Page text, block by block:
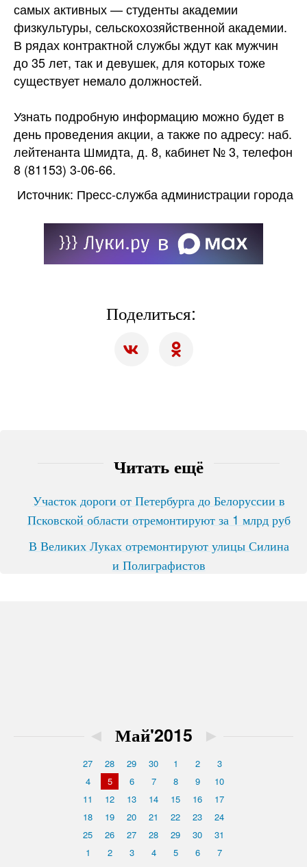
самых активных — студенты академии
физкультуры, сельскохозяйственной академии.
В рядах контрактной службы ждут как мужчин
до 35 лет, так и девушек, для которых тоже
существует немало должностей.
Узнать подробную информацию можно будет в
день проведения акции, а также по адресу: наб.
лейтенанта Шмидта, д. 8, кабинет № 3, телефон
8 (81153) 3-06-66.
Источник: Пресс-служба администрации города
Поделиться:
Читать ещё
Участок дороги от Петербурга до Белоруссии в
Псковской области отремонтируют за 1 млрд руб
В Великих Луках отремонтируют улицы Силина
и Полиграфистов
◄ Май'2015 ►
27 28 29 30 1 2
3
4
5 6 7 8 9
10
11
12 13 14 15 16
17
18
19 20 21 22 23
24
25
26 27 28 29 30
31
1
2 3 4 5 6 7